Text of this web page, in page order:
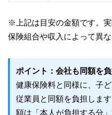
※上記は目安の金額です。
保険組合や収入によって異な
ポイント：会社も同額を
健康保険料と同様に、子
従業員と同額を負担しま
額は「本人が負担する分